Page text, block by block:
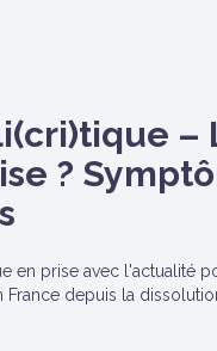
?
en prise avec l'actualité
depuis la